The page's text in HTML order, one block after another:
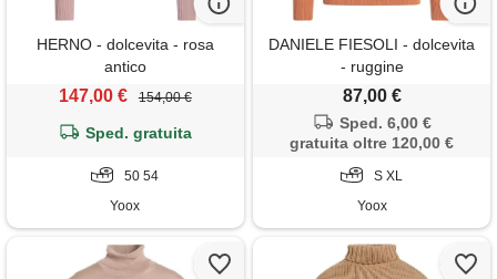
HERNO - dolcevita - rosa
antico
147,00 € 154,00 €
Sped. gratuita
50 54
Yoox
DANIELE FIESOLI - dolcevita
- ruggine
87,00 €
Sped. 6,00 €
gratuita oltre 120,00 €
S XL
Yoox